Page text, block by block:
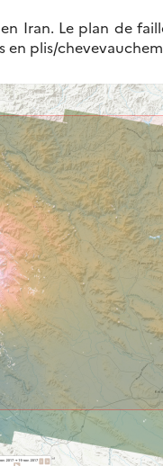
Iran. Le plan de
en plis/